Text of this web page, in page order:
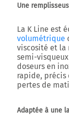
Une
La K Line est
volumétrique
viscosité et
semi-visqueux
doseurs en
rapide, précis
pertes de
Adaptée à une